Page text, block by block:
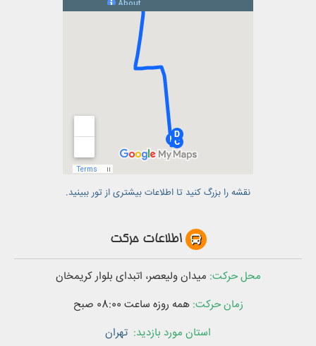
نقشه را بزرگ کنید تا اطلاعات بیشتری از تور ببینید.
اطلاعات حرکت
محل حرکت: میدان ولیعصر، اتبدای بلوار کریمخان
زمان حرکت:همه روزه ساعت 08:00 صبح
استان‌ مورد بازدید: تهران